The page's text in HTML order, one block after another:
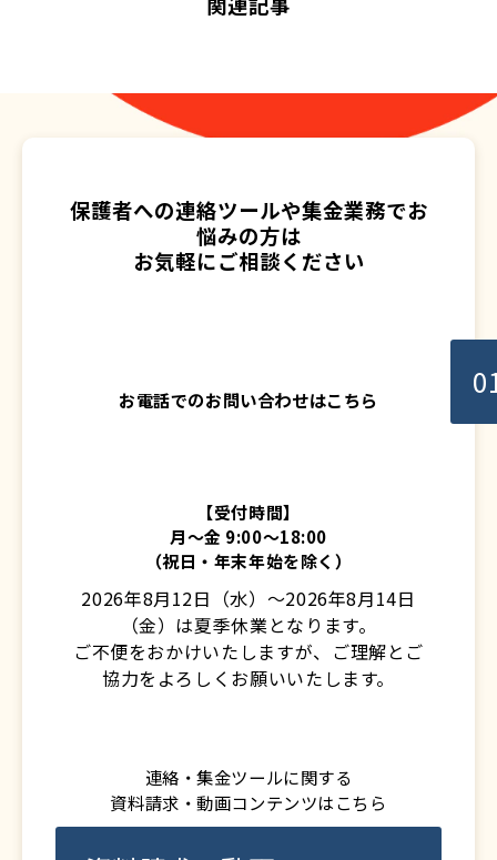
保護者への連絡ツールや集金業務でお
悩みの方は
お気軽にご相談ください
お電話でのお問い合わせはこちら
【受付時間】
月〜金 9:00〜18:00
（祝日・年末年始を除く）
2026年8月12日（水）～2026年8月14日
（金）は夏季休業となります。
ご不便をおかけいたしますが、ご理解とご
協力をよろしくお願いいたします。
連絡・集金ツールに関する
資料請求・動画コンテンツはこちら